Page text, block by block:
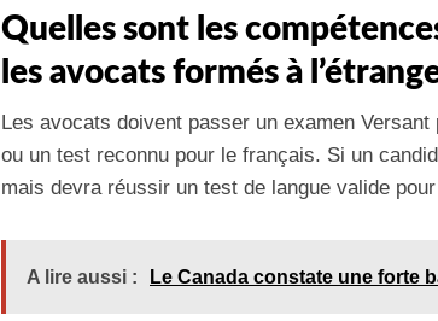
Quelles sont les
les avocats formés à
Les avocats doivent passer un examen
ou un test reconnu pour le français. Si un
mais devra réussir un test de langue valide
A lire aussi : Le Canada constate une forte